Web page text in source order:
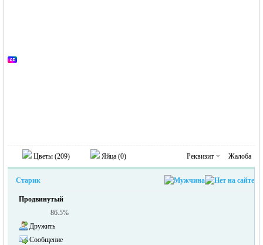
Германии -
MEINLAND.
Цветы (209) Яйца (0) Реквизит Жалоба
Старик
Продвинутый
86.5%
Дружить
Сообщение